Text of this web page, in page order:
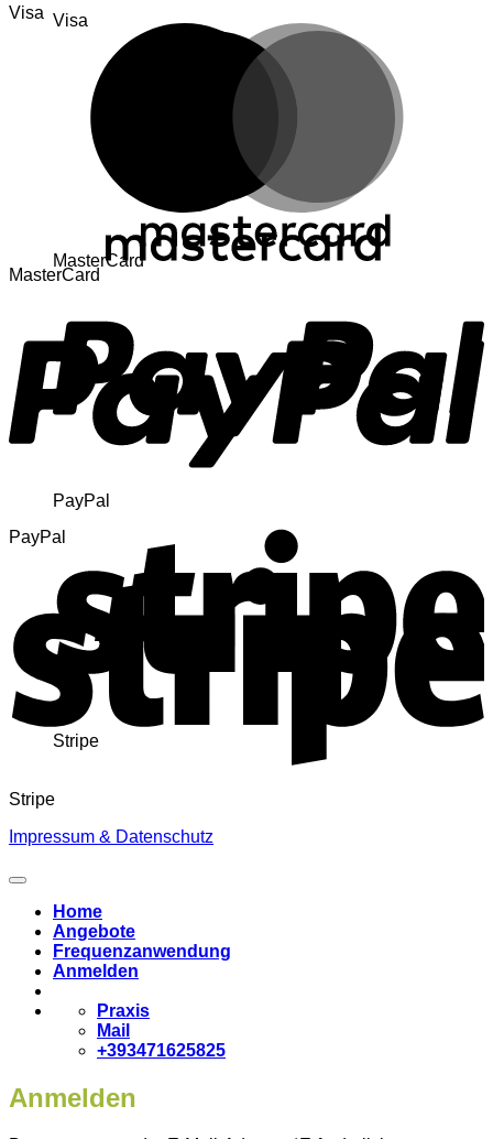
Visa
MasterCard
PayPal
Stripe
Visa
MasterCard
PayPal
Stripe
Impressum & Datenschutz
Home
Angebote
Frequenzanwendung
Anmelden
Praxis
Mail
+393471625825
Anmelden